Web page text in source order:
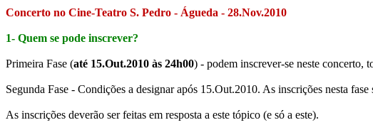
Concerto no Cine-Teatro S. Pedro - Águeda - 28.Nov.2010
1- Quem se pode inscrever?
Primeira Fase (até 15.Out.2010 às 24h00) - podem inscrever-se neste concerto,
Segunda Fase - Condições a designar após 15.Out.2010. As inscrições nesta
As inscrições deverão ser feitas em resposta a este tópico (e só a este).